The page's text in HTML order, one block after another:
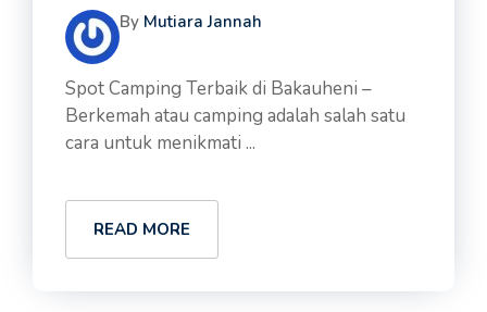
By Mutiara Jannah
Spot Camping Terbaik di Bakauheni –
Berkemah atau camping adalah salah satu
cara untuk menikmati ...
READ MORE